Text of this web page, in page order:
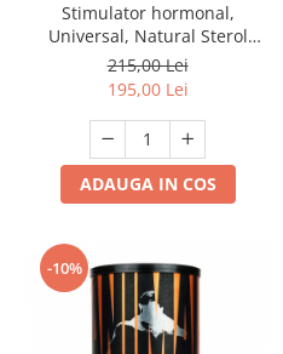
Stimulator hormonal,
Universal, Natural Sterol
Complex, 180 de tablete
215,00 Lei
195,00 Lei
ADAUGA IN COS
-10%